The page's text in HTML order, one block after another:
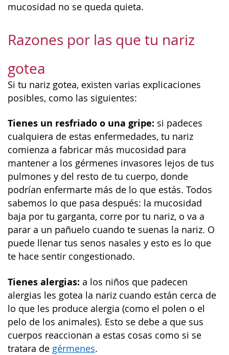
mucosidad no se queda quieta.
Razones por las que tu nariz
gotea
Si tu nariz gotea, existen varias explicaciones
posibles, como las siguientes:
Tienes un resfriado o una gripe: si padeces
cualquiera de estas enfermedades, tu nariz
comienza a fabricar más mucosidad para
mantener a los gérmenes invasores lejos de tus
pulmones y del resto de tu cuerpo, donde
podrían enfermarte más de lo que estás. Todos
sabemos lo que pasa después: la mucosidad
baja por tu garganta, corre por tu nariz, o va a
parar a un pañuelo cuando te suenas la nariz. O
puede llenar tus senos nasales y esto es lo que
te hace sentir congestionado.
Tienes alergias: a los niños que padecen
alergias les gotea la nariz cuando están cerca de
lo que les produce alergia (como el polen o el
pelo de los animales). Esto se debe a que sus
cuerpos reaccionan a estas cosas como si se
tratara de gérmenes.